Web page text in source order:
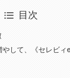
目次
やして、《セレビ